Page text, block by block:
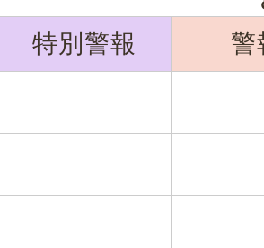
特別警報 警